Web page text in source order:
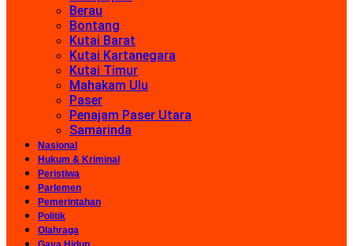
Berau
Bontang
Kutai Barat
Kutai Kartanegara
Kutai Timur
Mahakam Ulu
Paser
Penajam Paser Utara
Samarinda
Nasional
Hukum & Kriminal
Peristiwa
Parlemen
Pemerintahan
Politik
Olahraga